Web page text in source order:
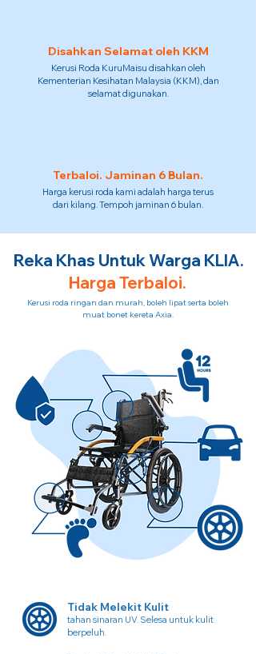
Disahkan Selamat oleh KKM
Kerusi Roda KuruMaisu disahkan oleh
Kementerian Kesihatan Malaysia (KKM), dan
selamat digunakan.
Terbaloi. Jaminan 6 Bulan.
Harga kerusi roda kami adalah harga terus
dari kilang. Tempoh jaminan 6 bulan.
Reka Khas Untuk Warga KLIA.
Harga Terbaloi.
Kerusi roda ringan dan murah, boleh lipat serta boleh
muat bonet kereta Axia.
Tidak Melekit Kulit
tahan sinaran UV. Selesa untuk kulit
berpeluh.